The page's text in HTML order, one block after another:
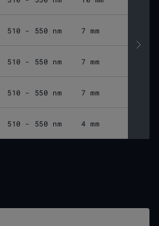
510 - 550 nm 7 mm
510 - 550 nm 7 mm
510 - 550 nm 7 mm
510 - 550 nm 4 mm